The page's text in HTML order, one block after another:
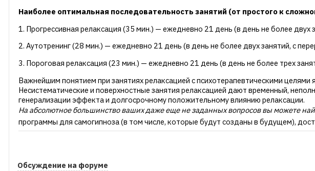
Наиболее оптимальная последовательность занятий (от простого к
1. Прогрессивная релаксация (35 мин.) — ежедневно 21 день (в день не более
2. Аутотренинг (28 мин.) — ежедневно 21 день (в день не более двух занятий, с
3. Пороговая релаксация (23 мин.) — ежедневно 21 день (в день не более трех
Важнейшим понятием при занятиях релаксацией с психотерапевтическими целями
Несистематические и поверхностные занятия релаксацией дают временный,
генерализации эффекта и долгосрочному положительному влиянию релаксации.
На абсолютное большинство ваших даже еще не заданных вопросов вы можете
программы для самогипноза (в том числе, которые будут созданы в будущем),
Обсуждение на форуме